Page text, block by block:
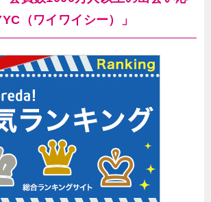
（ワイワイシー）」